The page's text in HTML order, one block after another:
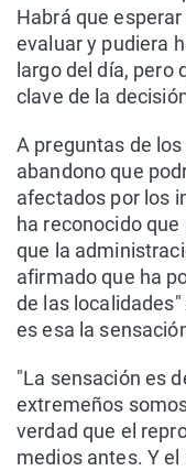
Habrá que
evaluar y pudiera
largo del día, pero
clave de la
A preguntas de
abandono que
afectados por los
ha reconocido
que la
afirmado que ha
de las
es esa la
"La sensación es
extremeños
verdad que el
medios antes. Y